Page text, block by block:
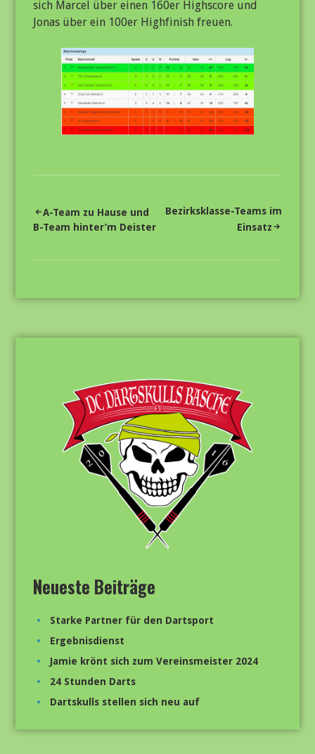
sich Marcel über einen 160er Highscore und
Jonas über ein 100er Highfinish freuen.
Beitragsnavigation
A-Team zu Hause und
B-Team hinter’m Deister
Bezirksklasse-Teams im
Einsatz
Neueste Beiträge
Starke Partner für den Dartsport
Ergebnisdienst
Jamie krönt sich zum Vereinsmeister 2024
24 Stunden Darts
Dartskulls stellen sich neu auf